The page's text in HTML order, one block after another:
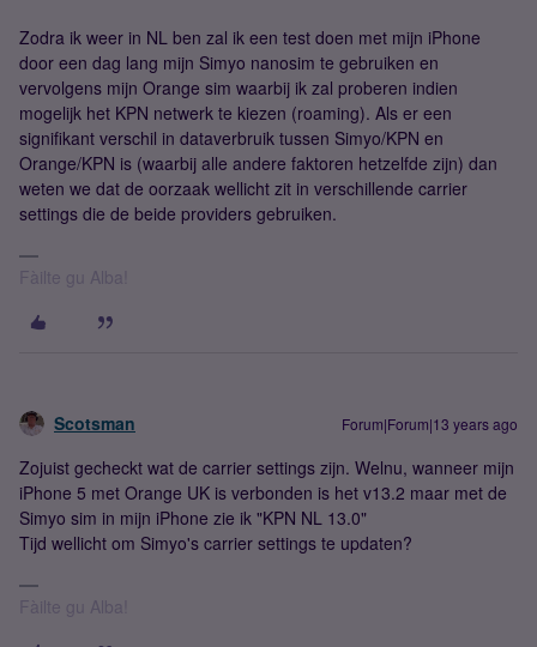
Zodra ik weer in NL ben zal ik een test doen met mijn iPhone
door een dag lang mijn Simyo nanosim te gebruiken en
vervolgens mijn Orange sim waarbij ik zal proberen indien
mogelijk het KPN netwerk te kiezen (roaming). Als er een
signifikant verschil in dataverbruik tussen Simyo/KPN en
Orange/KPN is (waarbij alle andere faktoren hetzelfde zijn) dan
weten we dat de oorzaak wellicht zit in verschillende carrier
settings die de beide providers gebruiken.
Fàilte gu Alba!
Scotsman Forum|Forum|13 years ago
Zojuist gecheckt wat de carrier settings zijn. Welnu, wanneer mijn
iPhone 5 met Orange UK is verbonden is het v13.2 maar met de
Simyo sim in mijn iPhone zie ik "KPN NL 13.0"
Tijd wellicht om Simyo's carrier settings te updaten?
Fàilte gu Alba!